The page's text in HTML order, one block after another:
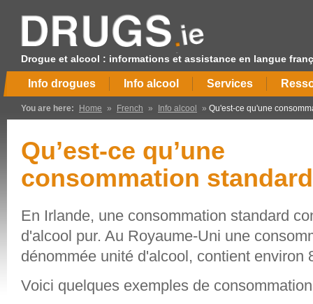
Drogue et alcool : informations et assistance en langue
Info drogues Info alcool Services
You are here: Home » French » Info alcool » Qu'est-ce qu'une
Qu’est-ce qu’une
consommation
En Irlande, une consommation standard
d'alcool pur. Au Royaume-Uni une
dénommée unité d'alcool, contient environ
Voici quelques exemples de